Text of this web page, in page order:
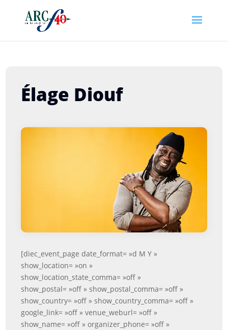
Élage Diouf
[diec_event_page date_format= »d M Y »
show_location= »on »
show_location_state_comma= »off »
show_postal= »off » show_postal_comma= »off »
show_country= »off » show_country_comma= »off »
google_link= »off » venue_weburl= »off »
show_name= »off » organizer_phone= »off »